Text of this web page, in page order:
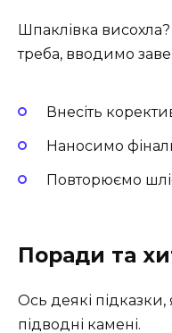
Шпаклівка
треба, вводимо
Внесіть
Наносимо
Повторюємо
Поради та
Ось деякі
підводні камені.